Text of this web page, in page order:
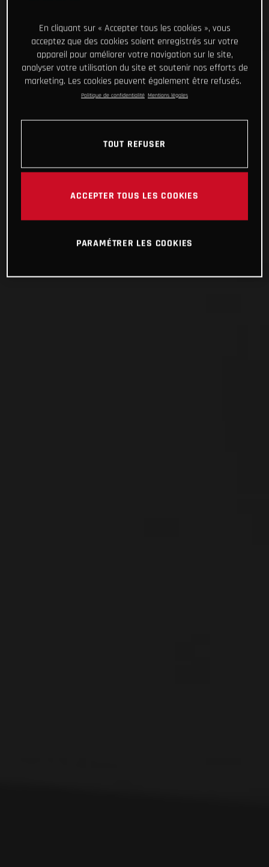
En cliquant sur « Accepter tous les cookies », vous
acceptez que des cookies soient enregistrés sur votre
appareil pour améliorer votre navigation sur le site,
analyser votre utilisation du site et soutenir nos efforts de
marketing. Les cookies peuvent également être refusés.
Politique de confidentialité Mentions légales
TOUT REFUSER
ACCEPTER TOUS LES COOKIES
PARAMÉTRER LES COOKIES